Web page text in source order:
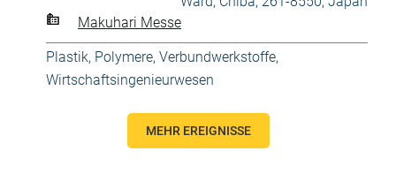
Makuhari Messe
Plastik, Polymere, Verbundwerkstoffe,
Wirtschaftsingenieurwesen
MEHR EREIGNISSE